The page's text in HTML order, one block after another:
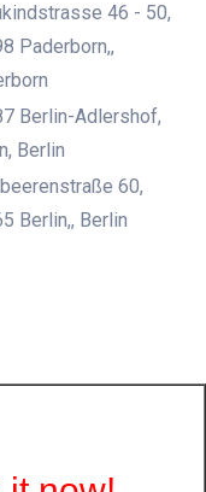
46 - 50,
Paderborn,,
Berlin-Adlershof,
Berlin
60,
Berlin,, Berlin